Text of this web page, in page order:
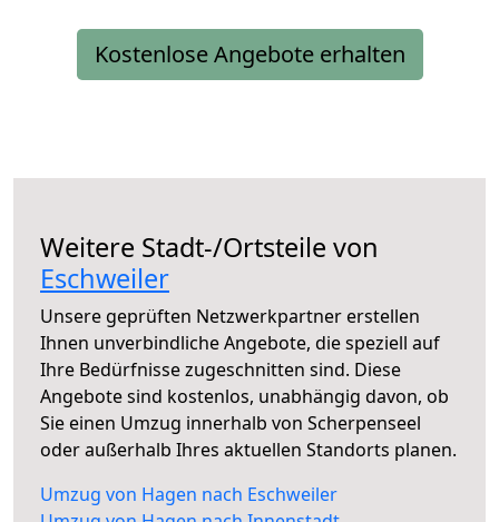
Kostenlose Angebote erhalten
Weitere Stadt-/Ortsteile von
Eschweiler
Unsere geprüften Netzwerkpartner erstellen
Ihnen unverbindliche Angebote, die speziell auf
Ihre Bedürfnisse zugeschnitten sind. Diese
Angebote sind kostenlos, unabhängig davon, ob
Sie einen Umzug innerhalb von Scherpenseel
oder außerhalb Ihres aktuellen Standorts planen.
Umzug von Hagen nach Eschweiler